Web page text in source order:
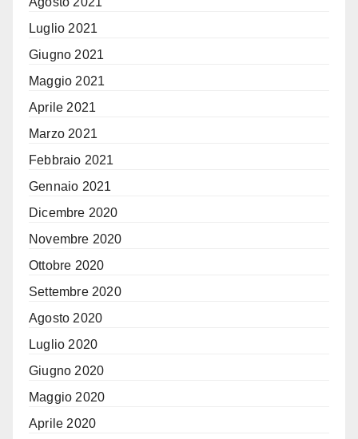
Luglio 2021
Giugno 2021
Maggio 2021
Aprile 2021
Marzo 2021
Febbraio 2021
Gennaio 2021
Dicembre 2020
Novembre 2020
Ottobre 2020
Settembre 2020
Agosto 2020
Luglio 2020
Giugno 2020
Maggio 2020
Aprile 2020